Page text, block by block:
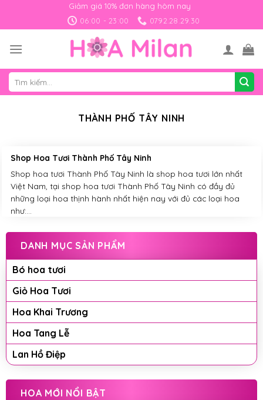
Giảm giá 10% đơn hàng hôm nay
06:00 - 23:00
0792.28.29.30
Tìm
kiếm:
THÀNH PHỐ TÂY NINH
Shop Hoa Tươi Thành Phố Tây Ninh
Shop hoa tươi Thành Phố Tây Ninh là shop hoa tươi lớn nhất
Việt Nam, tại shop hoa tươi Thành Phố Tây Ninh có đầy đủ
những loại hoa thịnh hành nhất hiện nay với đủ các loại hoa
như:...
DANH MỤC SẢN PHẨM
Bó hoa tươi
Giỏ Hoa Tươi
Hoa Khai Trương
Hoa Tang Lễ
Lan Hồ Điệp
HOA MỚI NỔI BẬT